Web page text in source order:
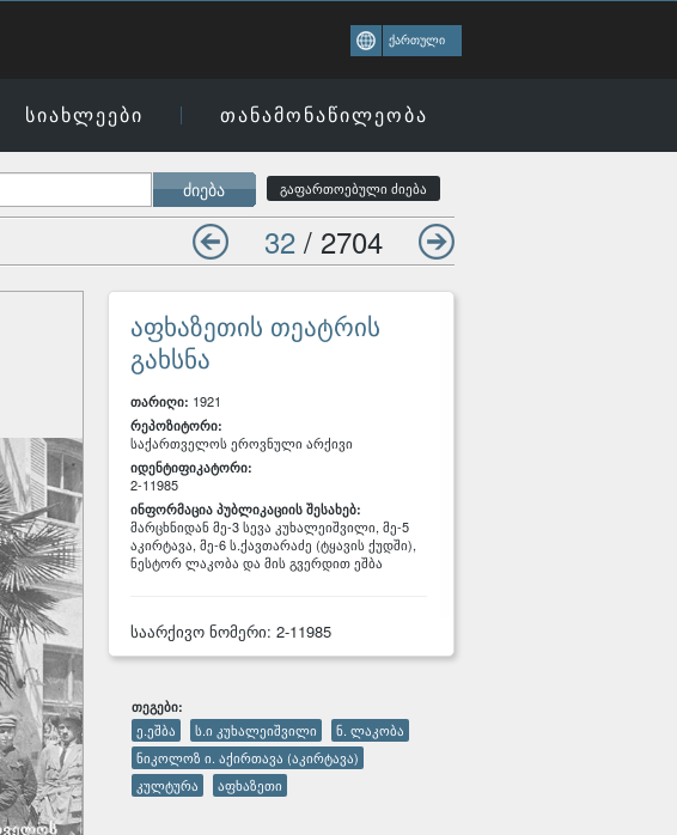
ქართული
სიახლეები თანამონაწილეობა
ძიება გაფართოებული ძიება
32 / 2704
აფხაზეთის თეატრის
გახსნა
თარიღი: 1921
რეპოზიტორი:
საქართველოს ეროვნული არქივი
იდენტიფიკატორი:
2-11985
ინფორმაცია პუბლიკაციის შესახებ:
მარცხნიდან მე-3 სევა კუხალეიშვილი, მე-5
აკირტავა, მე-6 ს.ქავთარაძე (ტყავის ქუდში),
ნესტორ ლაკობა და მის გვერდით ეშბა
საარქივო ნომერი: 2-11985
ᲗᲔᲒᲔᲑᲘ:
ე.ეშბა ს.ი კუხალეიშვილი
ნ. ლაკობა
ნიკოლოზ ი. აქირთავა (აკირტავა)
კულტურა
აფხაზეთი